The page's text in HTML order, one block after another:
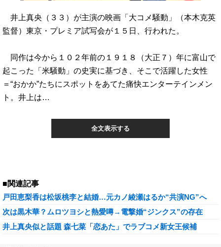
井上真央（３３）が主演の映画「大コメ騒動」（本木克英
監督）東京・プレミア試写会が１５日、行われた。
同作は今から１０２年前の１９１８（大正７）年に富山で
起こった「米騒動」の史実に基づき、そこで活躍した女性
＝“おかか”たちにスポットをあてた痛快エンターテインメン
ト。井上は…
全文表示する
■関連記事
戸田恵梨香は松坂桃李と結婚…元カノ綾瀬はるか“共演NG”へ
次は黒木華？ムロツヨシと熱愛噂→電撃婚“ジンクス”の存在
井上真央似と話題 森七菜「恋あた」でラブコメ新女王候補